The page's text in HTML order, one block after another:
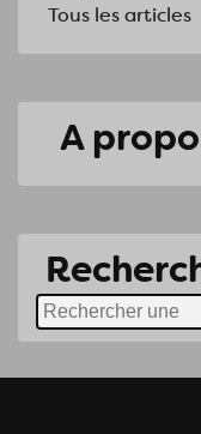
Tous les articles
A